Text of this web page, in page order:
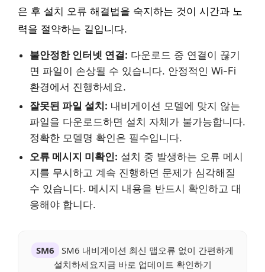
은 후 설치 오류 해결법을 숙지하는 것이 시간과 노
력을 절약하는 길입니다.
불안정한 인터넷 연결: 다운로드 중 연결이 끊기
면 파일이 손상될 수 있습니다. 안정적인 Wi-Fi
환경에서 진행하세요.
잘못된 파일 설치: 내비게이션 모델에 맞지 않는
파일을 다운로드하면 설치 자체가 불가능합니다.
정확한 모델명 확인은 필수입니다.
오류 메시지 미확인: 설치 중 발생하는 오류 메시
지를 무시하고 계속 진행하면 문제가 심각해질
수 있습니다. 메시지 내용을 반드시 확인하고 대
응해야 합니다.
SM6
SM6 내비게이션 최신 맵오류 없이 간편하게
설치하세요지금 바로 업데이트 확인하기